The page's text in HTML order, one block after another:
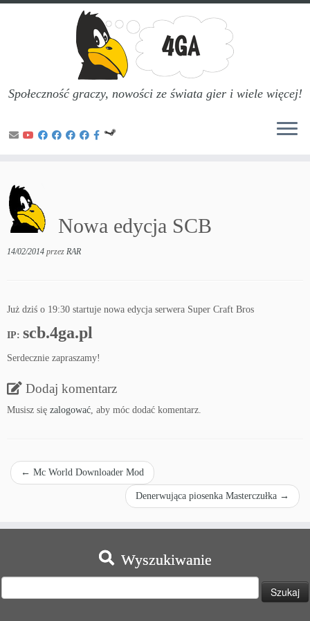
treści
Społeczność graczy, nowości ze świata gier i wiele więcej!
Nowa edycja SCB
14/02/2014 przez RAR
Już dziś o 19:30 startuje nowa edycja serwera Super Craft Bros
IP: scb.4ga.pl
Serdecznie zapraszamy!
Dodaj komentarz
Musisz się zalogować, aby móc dodać komentarz.
← Mc World Downloader Mod
Denerwująca piosenka Masterczułka →
Wyszukiwanie